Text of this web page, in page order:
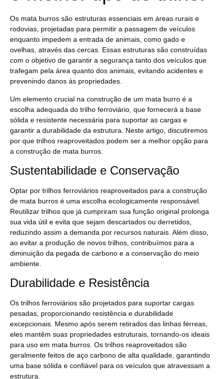
Os mata burros são estruturas essenciais em áreas rurais e
rodovias, projetadas para permitir a passagem de veículos
enquanto impedem a entrada de animais, como gado e
ovelhas, através das cercas. Essas estruturas são construídas
com o objetivo de garantir a segurança tanto dos veículos que
trafegam pela área quanto dos animais, evitando acidentes e
prevenindo danos às propriedades.
Um elemento crucial na construção de um mata burro é a
escolha adequada do trilho ferroviário, que fornecerá a base
sólida e resistente necessária para suportar as cargas e
garantir a durabilidade da estrutura. Neste artigo, discutiremos
por que trilhos reaproveitados podem ser a melhor opção para
a construção de mata burros.
Sustentabilidade e Conservação
Optar por trilhos ferroviários reaproveitados para a construção
de mata burros é uma escolha ecologicamente responsável.
Reutilizar trilhos que já cumpriram sua função original prolonga
sua vida útil e evita que sejam descartados ou derretidos,
reduzindo assim a demanda por recursos naturais. Além disso,
ao evitar a produção de novos trilhos, contribuímos para a
diminuição da pegada de carbono e a conservação do meio
ambiente.
Durabilidade e Resistência
Os trilhos ferroviários são projetados para suportar cargas
pesadas, proporcionando resistência e durabilidade
excepcionais. Mesmo após serem retirados das linhas férreas,
eles mantêm suas propriedades estruturais, tornando-os ideais
para uso em mata burros. Os trilhos reaproveitados são
geralmente feitos de aço carbono de alta qualidade, garantindo
uma base sólida e confiável para os veículos que atravessam a
estrutura.